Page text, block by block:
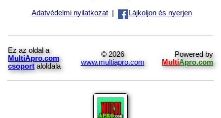
Adatvédelmi nyilatkozat| Lájkoljon és nyerjen
Ez az oldal a
MultiApro.com
csoport aloldala
© 2026
www.multiapro.com
Powered by
MultiApro.com